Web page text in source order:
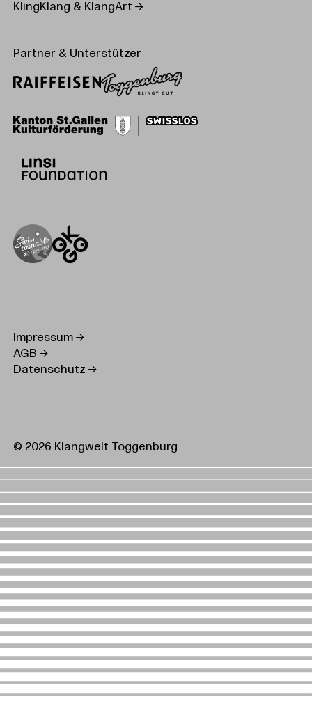
KlingKlang & KlangArt
Partner & Unterstützer
Impressum
AGB
Datenschutz
© 2026 Klangwelt Toggenburg